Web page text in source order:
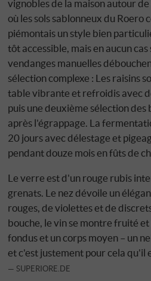
vignobles de la maison autour
où les sols sablonneux du Roero
piémontais un style bien
tôt accessible, mais en aucun
vendanges manuelles
sélection complexe : Les raisins
table vibrante et refroidis avec
puis une deuxième sélection
après l'égrappage. La
20 jours avec délestage et
pendant douze mois en fûts de
Le verre est d'un rouge rubis
grenats. Le nez dévoile un
rouges, de violettes et de
bouche, le vin se montre fruité
fondus et un corps moyen – un
et c'est justement pour cela qu'il
SUPERIORE.DE